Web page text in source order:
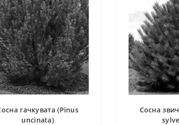
гачкувата (Pinus
uncinata)
Сосна